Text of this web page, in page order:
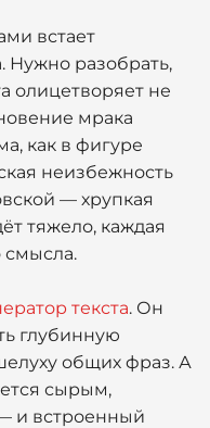
встает
Нужно разобрать,
олицетворяет не
мрака
как в фигуре
неизбежность
— хрупкая
тяжело, каждая
смысла.
текста. Он
глубинную
общих фраз. А
сырым,
и встроенный